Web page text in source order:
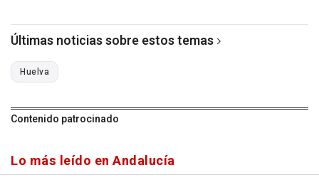
Últimas noticias sobre estos temas
Huelva
Contenido patrocinado
Lo más leído en Andalucía